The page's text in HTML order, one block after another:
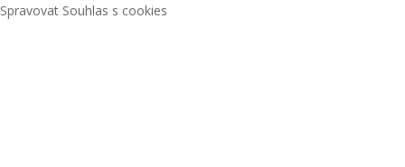
Spravovat Souhlas s cookies